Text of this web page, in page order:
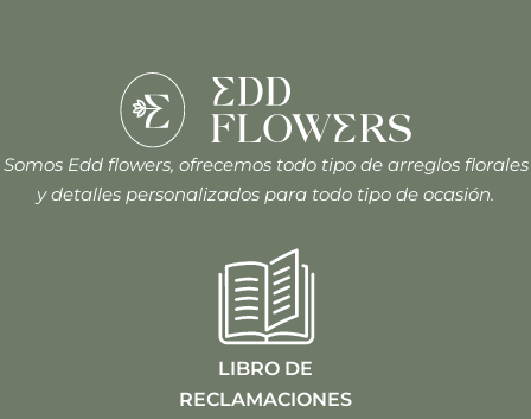
Somos Edd flowers, ofrecemos todo tipo de arreglos florales
y detalles personalizados para todo tipo de ocasión.
LIBRO DE
RECLAMACIONES